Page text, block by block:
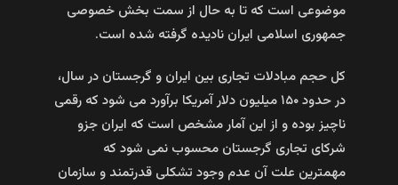
موضوعی است که تا به حال از سمت بخش خصوصی
جمهوری اسلامی ایران نادیده گرفته شده است.
کل حجم مبادلات تجاری بین ایران و گرجستان در سال،
در حدود ۱۵۰ میلیون دلار آمریکا برآورد می شود که رقمی
ناچیز بوده و از این آمار مشخص است که ایران جزو
شرکای تجاری گرجستان محسوب نمی شود که
مهمترین علت آن عدم وجود تشکلی قدرتمند و سازمان